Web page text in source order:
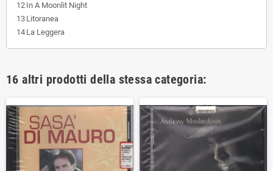
12 In A Moonlit Night
13 Litoranea
14 La Leggera
16 altri prodotti della stessa categoria: